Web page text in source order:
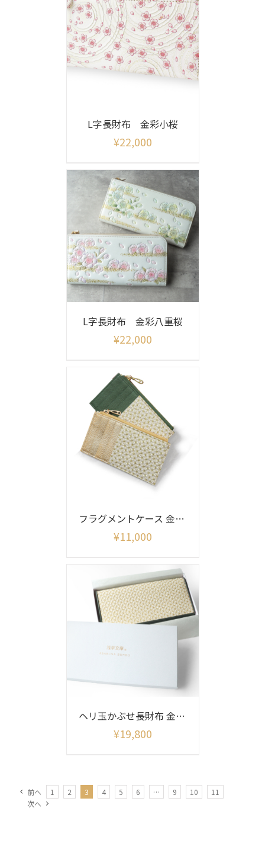
L字長財布 金彩小桜
¥22,000
L字長財布 金彩八重桜
¥22,000
フラグメントケース 金彩麻の葉柄
¥11,000
ヘリ玉かぶせ長財布 金彩麻の葉柄
¥19,800
前へ 1 2 3 4 5 6 … 9 10
11
次へ